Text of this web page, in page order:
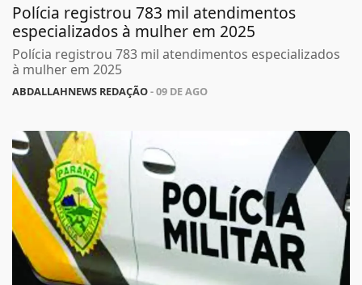
Polícia registrou 783 mil atendimentos
especializados à mulher em 2025
Polícia registrou 783 mil atendimentos especializados
à mulher em 2025
ABDALLAHNEWS REDAÇÃO- 09 DE AGO